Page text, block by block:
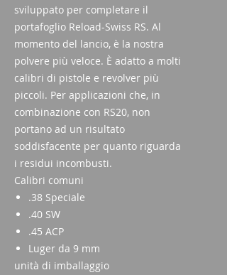
sviluppato per completare il
portafoglio Reload-Swiss RS. Al
momento del lancio, è la nostra
polvere più veloce. È adatto a molti
calibri di pistole e revolver più
piccoli. Per applicazioni che, in
combinazione con RS20, non
portano ad un risultato
soddisfacente per quanto riguarda
i residui incombusti.
Calibri comuni
.38 Speciale
.40 SW
.45 ACP
Luger da 9 mm
unità di imballaggio